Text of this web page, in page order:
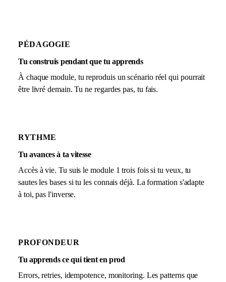
PÉDAGOGIE
Tu construis pendant que tu apprends
À chaque module, tu reproduis un scénario réel qui pourrait
être livré demain. Tu ne regardes pas, tu fais.
RYTHME
Tu avances à ta vitesse
Accès à vie. Tu suis le module 1 trois fois si tu veux, tu
sautes les bases si tu les connais déjà. La formation s'adapte
à toi, pas l'inverse.
PROFONDEUR
Tu apprends ce qui tient en prod
Errors, retries, idempotence, monitoring. Les patterns que